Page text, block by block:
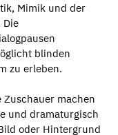
Mimik und der
Die
blinden
zu erleben.
machen
und dramaturgisch
oder Hintergrund